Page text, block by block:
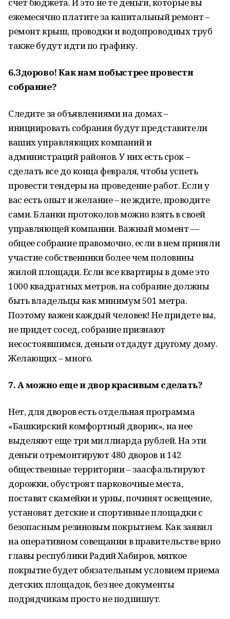
ежемесячно платите за капитальный ремонт –
ремонт крыш, проводки и водопроводных труб
также будут идти по графику.
6.Здорово! Как нам побыстрее провести
собрание?
Следите за объявлениями на домах –
инициировать собрания будут представители
ваших управляющих компаний и
администраций районов. У них есть срок –
сделать все до конца февраля, чтобы успеть
провести тендеры на проведение работ. Если у
вас есть опыт и желание – не ждите, проводите
сами. Бланки протоколов можно взять в своей
управляющей компании. Важный момент —
общее собрание правомочно, если в нем приняли
участие собственники более чем половины
жилой площади. Если все квартиры в доме это
1000 квадратных метров, на собрание должны
быть владельцы как минимум 501 метра.
Поэтому важен каждый человек! Не придете вы,
не придет сосед, собрание признают
несостоявшимся, деньги отдадут другому дому.
Желающих – много.
7. А можно еще и двор красивым сделать?
Нет, для дворов есть отдельная программа
«Башкирский комфортный дворик», на нее
выделяют еще три миллиарда рублей. На эти
деньги отремонтируют 480 дворов и 142
общественные территории – заасфальтируют
дорожки, обустроят парковочные места,
поставят скамейки и урны, починят освещение,
установят детские и спортивные площадки с
безопасным резиновым покрытием. Как заявил
на оперативном совещании в правительстве врио
главы республики Радий Хабиров, мягкое
покрытие будет обязательным условием приема
детских площадок, без нее документы
подрядчикам просто не подпишут.